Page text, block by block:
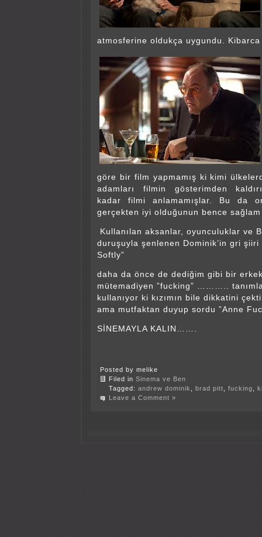
atmosferine oldukça uygundu.
göre bir film yapmamış ki kimi
adamları filmin gösterimden
kadar filmi anlamamışlar. Bu da
gerçekten iyi olduğunun bence
Kullanılan aksanlar, oyunculuklar ve
duruşuyla şenlenen Dominik’in gri şiiri
Softly”
daha da önce de dediğim gibi bir
mütemadiyen ”fucking” ………..
kullanıyor ki kızımın bile dikkatini
ama mutfaktan duyup sordu ”Anne
SİNEMAYLA KALIN…….
Posted by melike
Filed in Sinema ve Ben
Tagged: andrew dominik brad pitt fucking
Leave a Comment »